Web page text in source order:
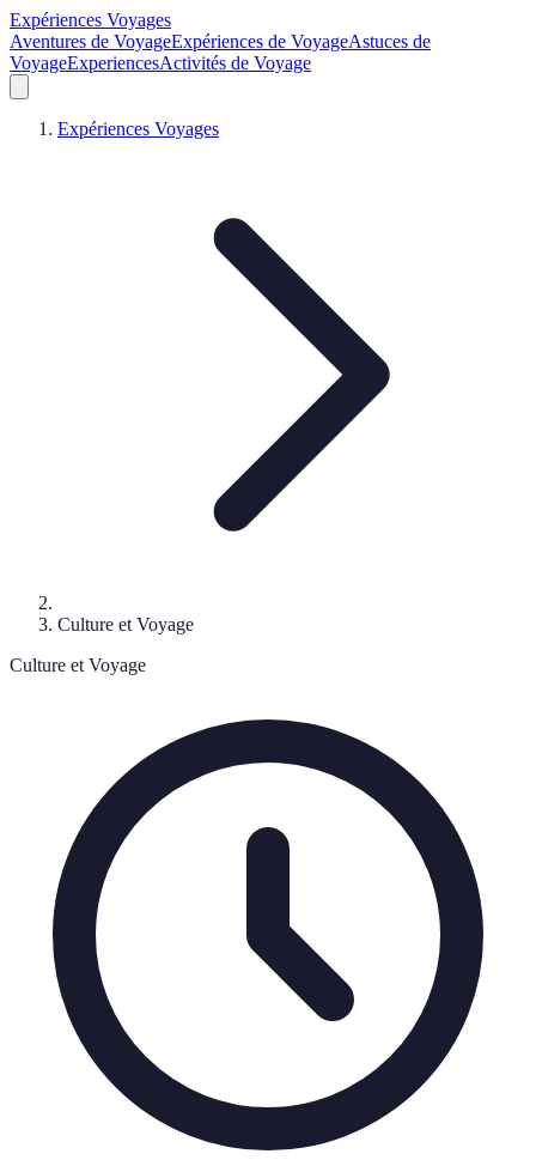
Expériences Voyages
Aventures de VoyageExpériences de VoyageAstuces de
VoyageExperiencesActivités de Voyage
Expériences Voyages
Culture et Voyage
Culture et Voyage